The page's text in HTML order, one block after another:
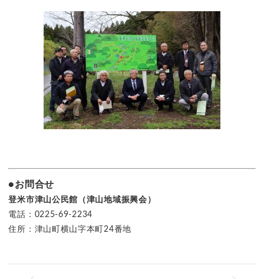
●お問合せ
登米市津山公民館（津山地域振興会）
電話：0225-69-2234
住所：津山町横山字本町24番地